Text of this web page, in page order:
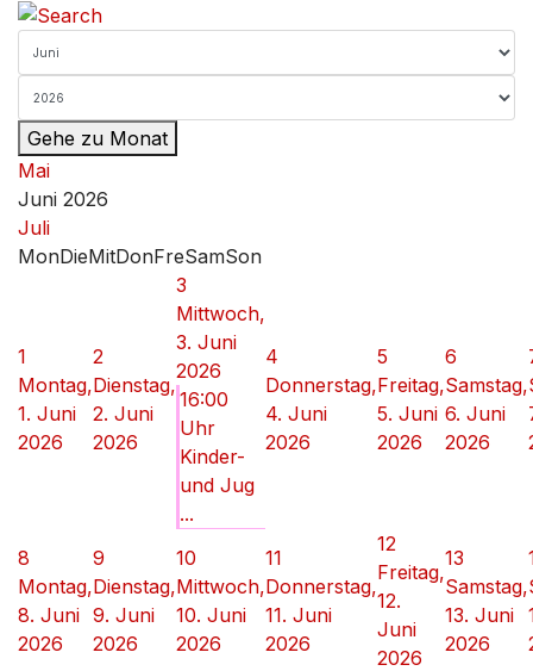
Gehe zu Monat
Mai
Juni 2026
Juli
MonDieMitDonFreSamSon
1
Montag,
1. Juni
2026
2
Dienstag,
2. Juni
2026
3
Mittwoch,
3. Juni
2026
16:00
Uhr
Kinder-
und Jug
...
4
Donnerstag,
4. Juni
2026
5
Freitag,
5. Juni
2026
6
Samstag,
6. Juni
2026
8
Montag,
8. Juni
2026
9
Dienstag,
9. Juni
2026
10
Mittwoch,
10. Juni
2026
11
Donnerstag,
11. Juni
2026
12
Freitag,
12.
Juni
2026
13
Samstag,
13. Juni
2026